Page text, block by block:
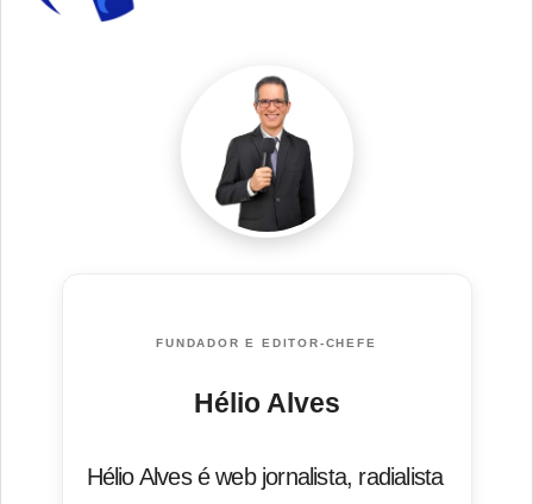
FUNDADOR E EDITOR-CHEFE
Hélio Alves
Hélio Alves é web jornalista, radialista